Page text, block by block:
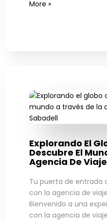
More »
Explorando El
Descubre El
Agencia De
Tu puerta de entrada
con la agencia de
Bienvenido a una
con la agencia de